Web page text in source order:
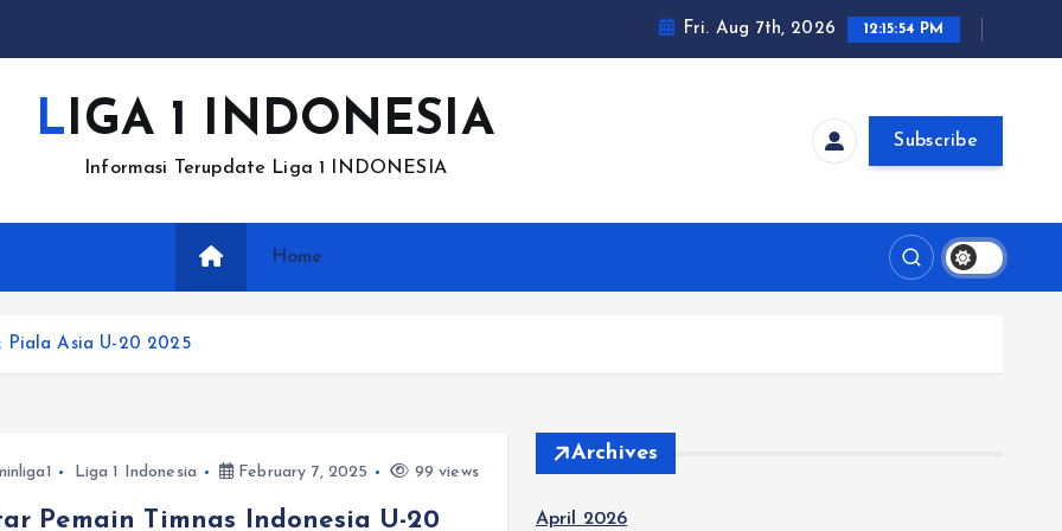
Fri. Aug 7th, 2026 12:15:55 PM
LIGA 1 INDONESIA
Informasi Terupdate Liga 1 INDONESIA
Subscribe
Home
Piala Asia U-20 2025
Liga 1 Indonesia February 7, 2025 99 views
Pemain Timnas Indonesia U-20
Archives
April 2026